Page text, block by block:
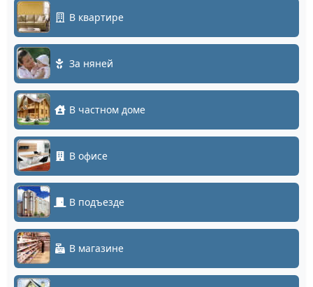
В квартире
За няней
В частном доме
В офисе
В подъезде
В магазине